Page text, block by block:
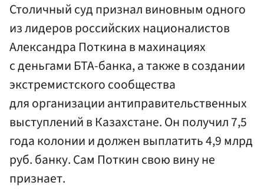
Столичный суд признал виновным одного
из лидеров российских националистов
Александра Поткина в махинациях
с деньгами БТА-банка, а также в создании
экстремистского сообщества
для организации антиправительственных
выступлений в Казахстане. Он получил 7,5
года колонии и должен выплатить 4,9 млрд
руб. банку. Сам Поткин свою вину не
признает.